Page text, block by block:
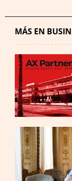
MÁS EN